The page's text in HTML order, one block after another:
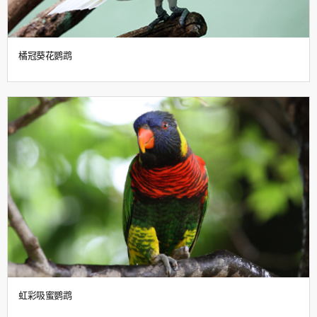
橘冠葵花鹦鹉
虹彩吸蜜鹦鹉